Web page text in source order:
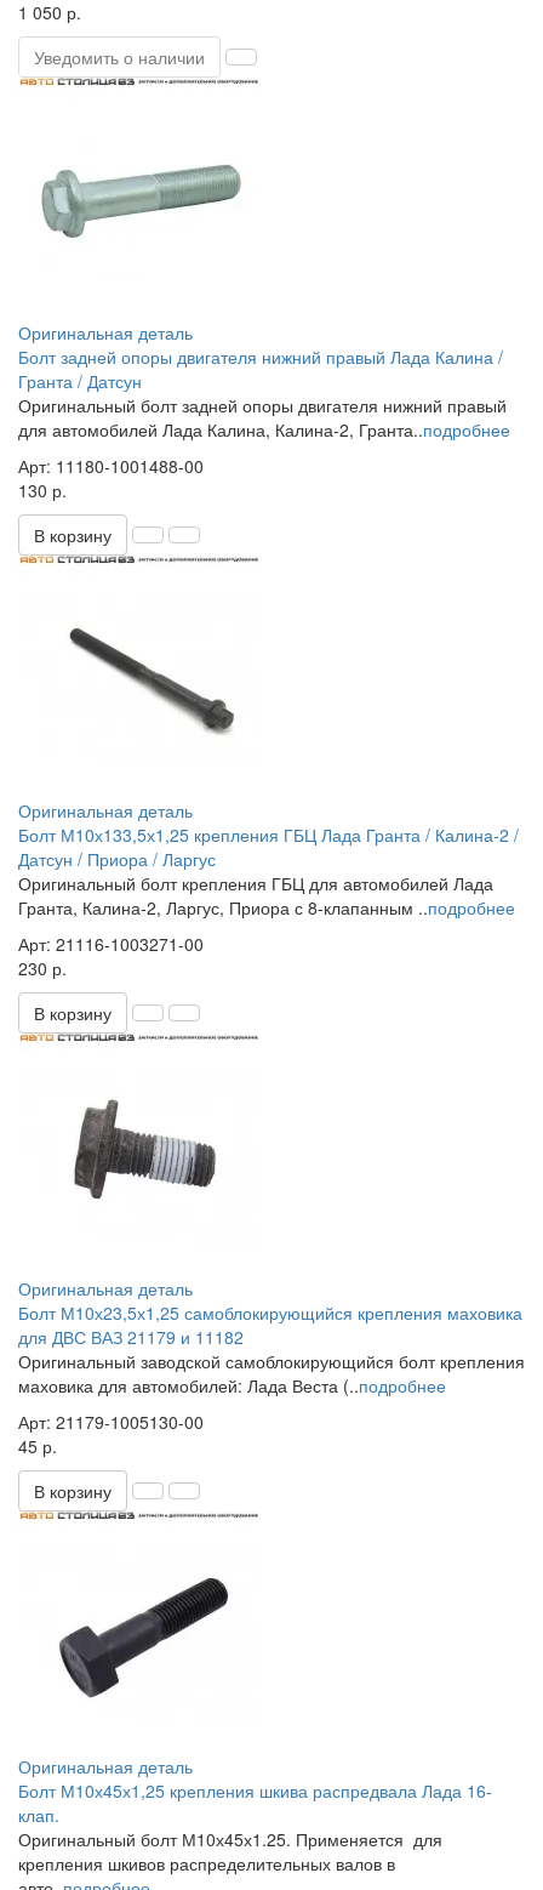
1 050 р.
Уведомить о наличии
Оригинальная деталь
Болт задней опоры двигателя нижний правый Лада Калина /
Гранта / Датсун
Оригинальный болт задней опоры двигателя нижний правый
для автомобилей Лада Калина, Калина-2, Гранта..подробнее
Арт: 11180-1001488-00
130 р.
В корзину
Оригинальная деталь
Болт М10х133,5х1,25 крепления ГБЦ Лада Гранта / Калина-2 /
Датсун / Приора / Ларгус
Оригинальный болт крепления ГБЦ для автомобилей Лада
Гранта, Калина-2, Ларгус, Приора с 8-клапанным ..подробнее
Арт: 21116-1003271-00
230 р.
В корзину
Оригинальная деталь
Болт М10х23,5х1,25 самоблокирующийся крепления маховика
для ДВС ВАЗ 21179 и 11182
Оригинальный заводской самоблокирующийся болт крепления
маховика для автомобилей: Лада Веста (..подробнее
Арт: 21179-1005130-00
45 р.
В корзину
Оригинальная деталь
Болт М10х45х1,25 крепления шкива распредвала Лада 16-
клап.
Оригинальный болт М10х45х1.25. Применяется для
крепления шкивов распределительных валов в